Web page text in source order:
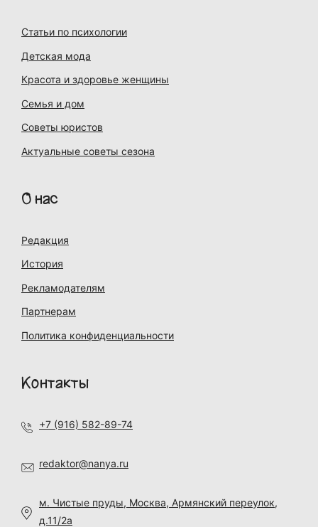
Статьи по психологии
Детская мода
Красота и здоровье женщины
Семья и дом
Советы юристов
Актуальные советы сезона
О нас
Редакция
История
Рекламодателям
Партнерам
Политика конфиденциальности
Контакты
+7 (916) 582-89-74
redaktor@nanya.ru
м. Чистые пруды, Москва, Армянский переулок,
д.11/2а